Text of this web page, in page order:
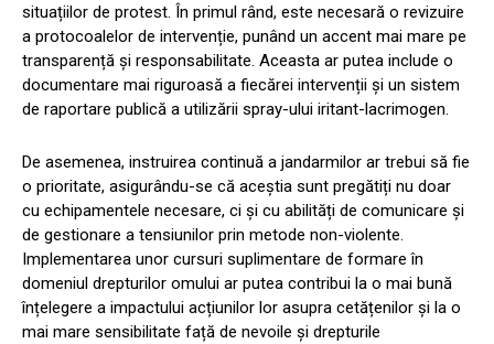
situațiilor de protest. În primul rând, este necesară o revizuire
a protocoalelor de intervenție, punând un accent mai mare pe
transparență și responsabilitate. Aceasta ar putea include o
documentare mai riguroasă a fiecărei intervenții și un sistem
de raportare publică a utilizării spray-ului iritant-lacrimogen.
De asemenea, instruirea continuă a jandarmilor ar trebui să fie
o prioritate, asigurându-se că aceștia sunt pregătiți nu doar
cu echipamentele necesare, ci și cu abilități de comunicare și
de gestionare a tensiunilor prin metode non-violente.
Implementarea unor cursuri suplimentare de formare în
domeniul drepturilor omului ar putea contribui la o mai bună
înțelegere a impactului acțiunilor lor asupra cetățenilor și la o
mai mare sensibilitate față de nevoile și drepturile